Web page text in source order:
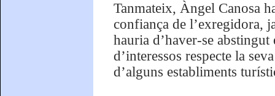
Tanmateix, Àngel Canosa
confiança de l’exregidora,
hauria d’haver-se
d’interessos respecte la
d’alguns establiments